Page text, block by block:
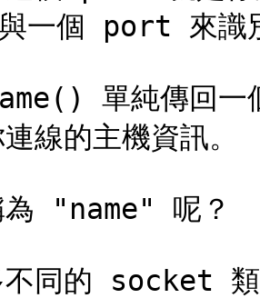
一個 port 來
單純傳回
線的主機資訊。
為 "name" 呢？
不同的 socket 類